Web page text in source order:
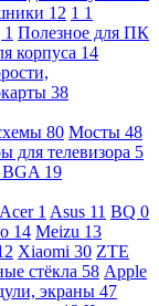
12 1 1
1 Полезное для ПК
корпуса 14
38
80 Мосты 48
для телевизора 5
BGA 19
Acer 1 Asus 11 BQ 0
14 Meizu 13
Xiaomi 30 ZTE
стёкла 58 Apple
экраны 47